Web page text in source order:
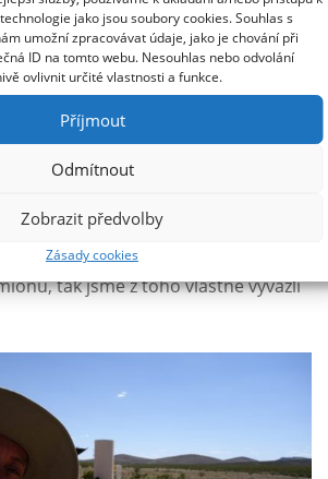
jako jsou soubory cookies. Souhlas s
umožní zpracovávat údaje, jako je chování při
ID na tomto webu. Nesouhlas nebo odvolání
ovlivnit určité vlastnosti a funkce.
Příjmout
Odmítnout
Zobrazit předvolby
Zásady cookies
kaktusů a silný vítr v zádech a
oba užíváme. Nějaké maličké
a boky od batohu, a
samozřejmě proběhli, ale to jsou
první noc nás vyškolila -přehnala se
takže ráno jsme byli pěkně
líp vybírat místo pro kemp. Teď ve
že prašná bouře převrátila na
tak jsme z toho vlastně vyvázli